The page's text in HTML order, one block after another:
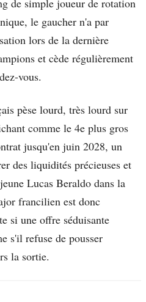
de simple joueur de rotation
le gaucher n'a par
lors de la dernière
et cède régulièrement
vous.
pèse lourd, très lourd sur
comme le 4e plus gros
jusqu'en juin 2028, un
des liquidités précieuses et
Lucas Beraldo dans la
francilien est donc
si une offre séduisante
s'il refuse de pousser
la sortie.